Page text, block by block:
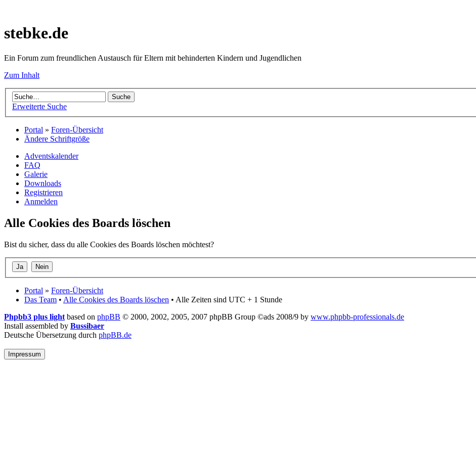
stebke.de
Ein Forum zum freundlichen Austausch für Eltern mit behinderten Kindern und Jugendlichen
Zum Inhalt
Erweiterte Suche
Portal » Foren-Übersicht
Ändere Schriftgröße
Adventskalender
FAQ
Galerie
Downloads
Registrieren
Anmelden
Alle Cookies des Boards löschen
Bist du sicher, dass du alle Cookies des Boards löschen möchtest?
Portal » Foren-Übersicht
Das Team • Alle Cookies des Boards löschen • Alle Zeiten sind UTC + 1 Stunde
Phpbb3 plus light based on phpBB © 2000, 2002, 2005, 2007 phpBB Group ©ads 2008/9 by www.phpbb-professionals.de
Install assembled by Bussibaer
Deutsche Übersetzung durch phpBB.de